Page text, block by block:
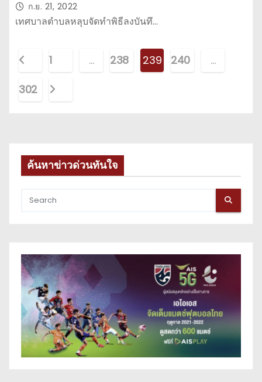
ถิ่นในอำเภอเมือง จังหวัดกาฬสินธุ์ปลอด
บุหรี่
ก.ย. 21, 2022
เทศบาลตำบลหลุบจัดทำพิธีลงบันทึ…
P
o
s
s
p
n
a
t
1 … 238 239 240
…
302
ค้นหาข่าวด่วนทันใจ